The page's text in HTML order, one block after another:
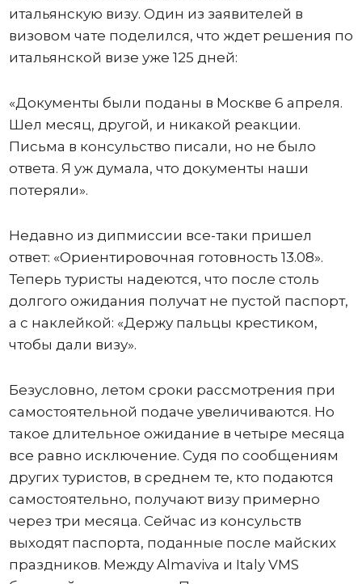
итальянскую визу. Один из заявителей в
визовом чате поделился, что ждет решения по
итальянской визе уже 125 дней:
«Документы были поданы в Москве 6 апреля.
Шел месяц, другой, и никакой реакции.
Письма в консульство писали, но не было
ответа. Я уж думала, что документы наши
потеряли».
Недавно из дипмиссии все-таки пришел
ответ: «Ориентировочная готовность 13.08».
Теперь туристы надеются, что после столь
долгого ожидания получат не пустой паспорт,
а с наклейкой: «Держу пальцы крестиком,
чтобы дали визу».
Безусловно, летом сроки рассмотрения при
самостоятельной подаче увеличиваются. Но
такое длительное ожидание в четыре месяца
все равно исключение. Судя по сообщениям
других туристов, в среднем те, кто подаются
самостоятельно, получают визу примерно
через три месяца. Сейчас из консульств
выходят паспорта, поданные после майских
праздников. Между Almaviva и Italy VMS